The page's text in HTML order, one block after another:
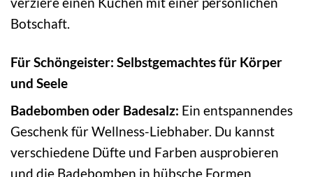
Botschaft.
Für Schöngeister: Selbstgemachtes für Körper
und Seele
Badebomben oder Badesalz: Ein entspannendes
Geschenk für Wellness-Liebhaber. Du kannst
verschiedene Düfte und Farben ausprobieren
und die Badebomben in hübsche Formen